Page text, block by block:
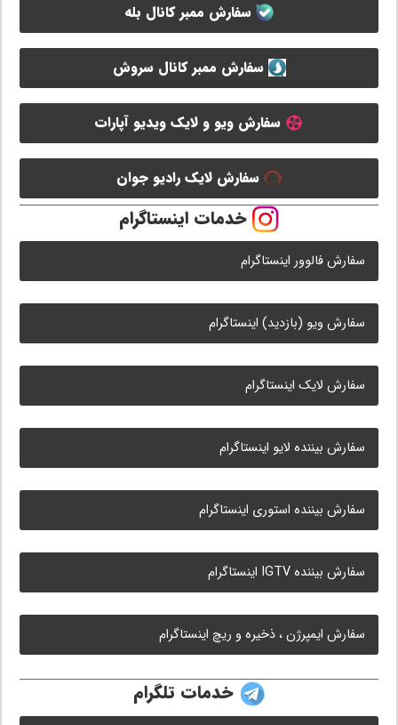
سفارش ممبر کانال بله
سفارش ممبر کانال سروش
سفارش ویو و لایک ویدیو آپارات
سفارش لایک رادیو جوان
خدمات اینستاگرام
سفارش فالوور اینستاگرام
سفارش ویو (بازدید) اینستاگرام
سفارش لایک اینستاگرام
سفارش بیننده لایو اینستاگرام
سفارش بیننده استوری اینستاگرام
سفارش بیننده IGTV اینستاگرام
سفارش ایمپرژن ، ذخیره و ریچ اینستاگرام
خدمات تلگرام